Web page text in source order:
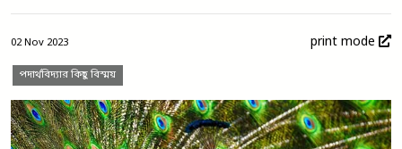
02 Nov 2023 print mode
পদার্থবিদ্যার কিছু বিস্ময়